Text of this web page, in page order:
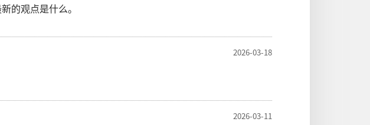
的观点是什么。
2026-03-18
2026-03-11